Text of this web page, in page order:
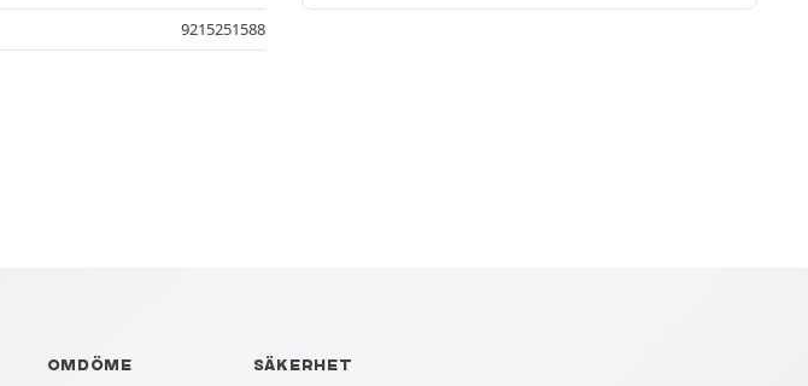
9215251588
OMDÖME SÄKERHET